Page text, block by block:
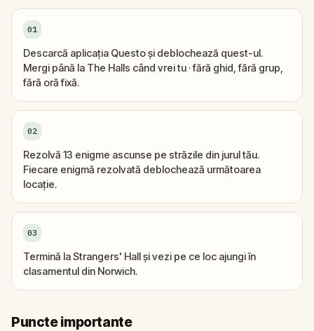
01
Descarcă aplicația Questo și deblochează quest-ul.
Mergi până la The Halls când vrei tu · fără ghid, fără grup,
fără oră fixă.
02
Rezolvă 13 enigme ascunse pe străzile din jurul tău.
Fiecare enigmă rezolvată deblochează următoarea
locație.
03
Termină la Strangers' Hall și vezi pe ce loc ajungi în
clasamentul din Norwich.
Puncte importante